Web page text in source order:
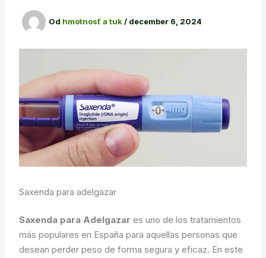
Od hmotnosť a tuk/ december 6, 2024
Saxenda para adelgazar
Saxenda para Adelgazar es uno de los tratamientos
más populares en España para aquellas personas que
desean perder peso de forma segura y eficaz. En este